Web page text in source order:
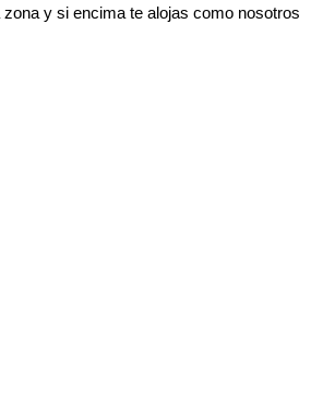
y si encima te alojas como nosotros